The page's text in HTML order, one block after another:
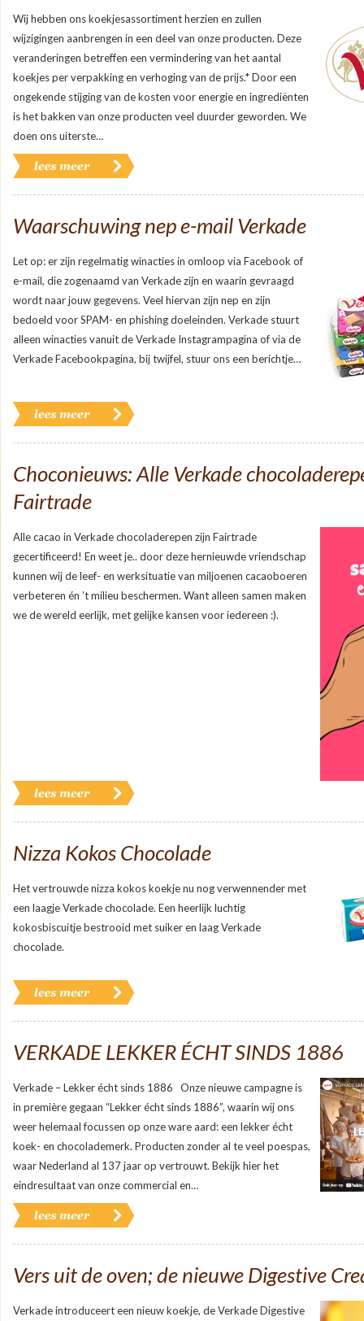
Wij hebben ons koekjesassortiment herzien en zullen
wijzigingen aanbrengen in een deel van onze producten. Deze
veranderingen betreffen een vermindering van het aantal
koekjes per verpakking en verhoging van de prijs.* Door een
ongekende stijging van de kosten voor energie en ingrediënten
is het bakken van onze producten veel duurder geworden. We
doen ons uiterste…
Waarschuwing nep e-mail Verkade
Let op: er zijn regelmatig winacties in omloop via Facebook of
e-mail, die zogenaamd van Verkade zijn en waarin gevraagd
wordt naar jouw gegevens. Veel hiervan zijn nep en zijn
bedoeld voor SPAM- en phishing doeleinden. Verkade stuurt
alleen winacties vanuit de Verkade Instagrampagina of via de
Verkade Facebookpagina, bij twijfel, stuur ons een berichtje…
Choconieuws: Alle Verkade
Fairtrade
Alle cacao in Verkade chocoladerepen zijn Fairtrade
gecertificeerd! En weet je.. door deze hernieuwde vriendschap
kunnen wij de leef- en werksituatie van miljoenen cacaoboeren
verbeteren én ’t milieu beschermen. Want alleen samen maken
we de wereld eerlijk, met gelijke kansen voor iedereen :).
Nizza Kokos Chocolade
Het vertrouwde nizza kokos koekje nu nog verwennender met
een laagje Verkade chocolade. Een heerlijk luchtig
kokosbiscuitje bestrooid met suiker en laag Verkade
chocolade.
VERKADE LEKKER ÉCHT SINDS 1886
Verkade – Lekker écht sinds 1886 Onze nieuwe campagne is
in première gegaan “Lekker écht sinds 1886”, waarin wij ons
weer helemaal focussen op onze ware aard: een lekker écht
koek- en chocolademerk. Producten zonder al te veel poespas,
waar Nederland al 137 jaar op vertrouwt. Bekijk hier het
eindresultaat van onze commercial en…
Vers uit de oven; de nieuwe Digestive
Verkade introduceert een nieuw koekje, de Verkade Digestive